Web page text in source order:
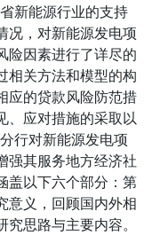
新能源行业的支持
况，对新能源发电项
险因素进行了详尽的
相关方法和模型的构
应的贷款风险防范措
、应对措施的采取以
行对新能源发电项
强其服务地方经济社
盖以下六个部分：第
意义，回顾国内外相
思路与主要内容。